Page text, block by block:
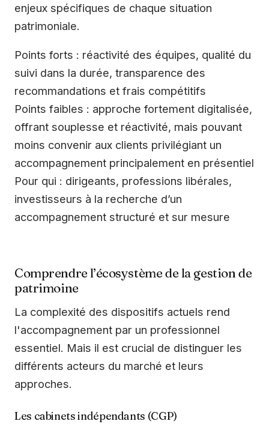
enjeux spécifiques de chaque situation
patrimoniale.
Points forts : réactivité des équipes, qualité du
suivi dans la durée, transparence des
recommandations et frais compétitifs
Points faibles : approche fortement digitalisée,
offrant souplesse et réactivité, mais pouvant
moins convenir aux clients privilégiant un
accompagnement principalement en présentiel
Pour qui : dirigeants, professions libérales,
investisseurs à la recherche d’un
accompagnement structuré et sur mesure
Comprendre l’écosystème de la gestion de
patrimoine
La complexité des dispositifs actuels rend
l'accompagnement par un professionnel
essentiel. Mais il est crucial de distinguer les
différents acteurs du marché et leurs
approches.
Les cabinets indépendants (CGP)